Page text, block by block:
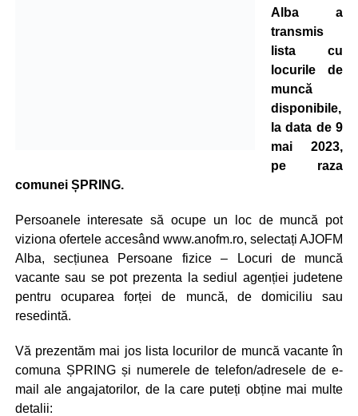
Alba a
transmis
lista cu
locurile de
muncă
disponibile,
la data de 9
mai 2023,
pe raza
comunei ȘPRING.
Persoanele interesate să ocupe un loc de muncă pot
viziona ofertele accesând www.anofm.ro, selectați AJOFM
Alba, secțiunea Persoane fizice – Locuri de muncă
vacante sau se pot prezenta la sediul agenției judetene
pentru ocuparea forței de muncă, de domiciliu sau
resedintă.
Vă prezentăm mai jos lista locurilor de muncă vacante în
comuna ȘPRING și numerele de telefon/adresele de e-
mail ale angajatorilor, de la care puteți obține mai multe
detalii: